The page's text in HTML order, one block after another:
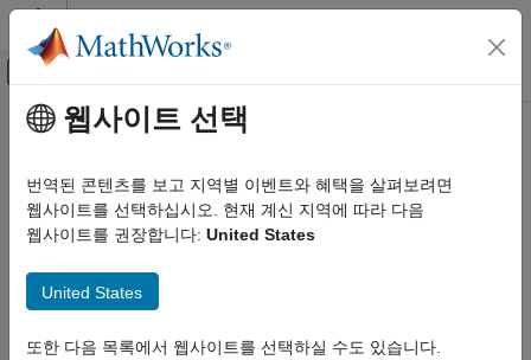
콘텐츠로 바로 가기
오프캔버스 탐색 메뉴 토글
문서 홈
Simscape Electrical
모델링 및 시뮬레이션 기본 사항
카테고리
전자 시스템 네트워크, 메카트로닉 시스템
시뮬레이션하기
주요 콘텐츠
사용자 지정 컴포넌트 및 라이브러리
만들기
고급 사용자를 위한 사용자 지정 컴포넌트 및 라이브러리 만들기
알아봅니다.
추천 예제
웹사이트 선택
번역된 콘텐츠를 보고 지역별 이벤트와 혜택을 살펴보려면
웹사이트를 선택하십시오. 현재 계신 지역에 따라 다음
웹사이트를 권장합니다: United States
United States
또한 다음 목록에서 웹사이트를 선택하실 수도 있습니다.